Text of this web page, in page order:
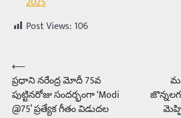
Post Views: 106
Post
navigation
⟵
ప్రధాని నరేంద్ర మోదీ 75వ
పుట్టినరోజు సందర్భంగా ‘Modi
@75’ ప్రత్యేక గీతం విడుదల